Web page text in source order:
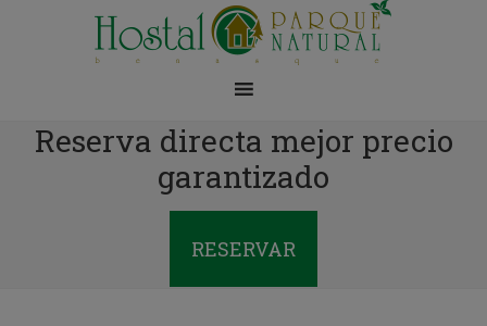
Reserva directa mejor precio
garantizado
RESERVAR